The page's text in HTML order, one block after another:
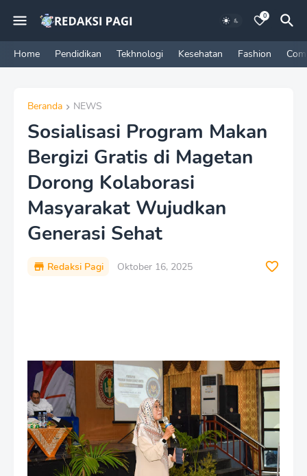
0
Home Pendidikan Tekhnologi Kesehatan Fashion
Beranda NEWS
Sosialisasi Program Makan
Bergizi Gratis di Magetan
Dorong Kolaborasi
Masyarakat Wujudkan
Generasi Sehat
Redaksi Pagi Oktober 16, 2025
m
R
a
u
s
h
a